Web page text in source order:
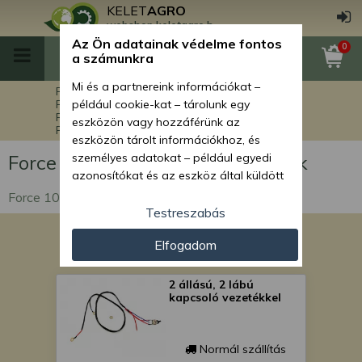
KELETAGRO
webshop.keletagro.hu
0
Főoldal
Force alkatrészek
Force markolók alkatrészei
Force 108 markoló alkatrészek
Force 108 elektromos alkatrészek
Force 108 elektromos alkatrészek
Force 108 markoló elektromos alkatrészek
2 állású, 2 lábú
kapcsoló vezetékkel
Normál szállítás
Az Ön adatainak védelme fontos
a számunkra
Mi és a partnereink információkat –
például cookie-kat – tárolunk egy
eszközön vagy hozzáférünk az
eszközön tárolt információkhoz, és
személyes adatokat – például egyedi
azonosítókat és az eszköz által küldött
személyre szabott hirdetések és
tartalom nyújtásához, hirdetés- és
tartalomméréshez, nézettségi adatok
gyűjtéséhez, valamint termékek
kifejlesztéséhez és a termékek
javításához. Az Ön engedélyével mi és a
partnereink eszközleolvasásos
módszerrel szerzett pontos geolokációs
adatokat és azonosítási információkat
Testreszabás
Elfogadom